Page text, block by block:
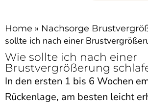
Home » Nachsorge
sollte ich nach einer
Wie sollte ich nach einer
Brustvergrößerung
In den ersten 1 bis 6 Wochen
Rückenlage, am besten leicht